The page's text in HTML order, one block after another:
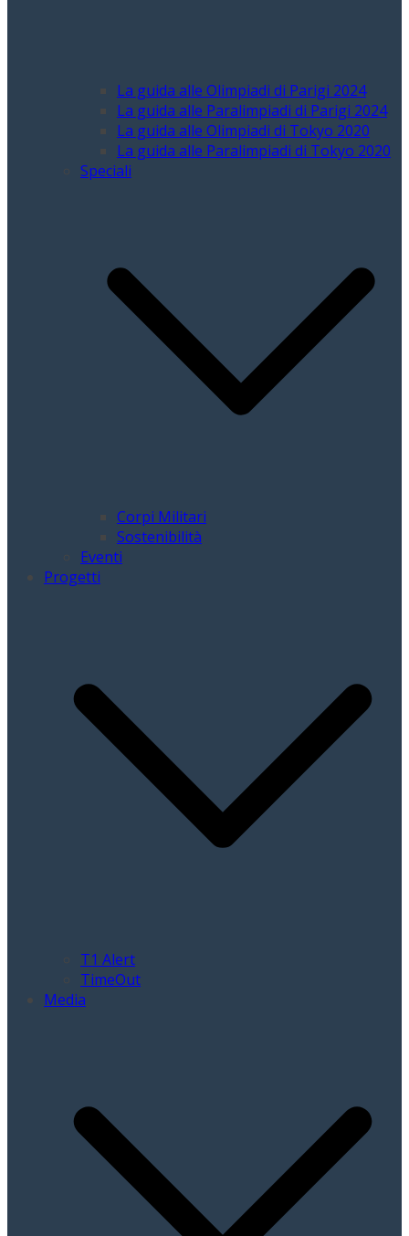
La guida alle Olimpiadi di Parigi 2024
La guida alle Paralimpiadi di Parigi 2024
La guida alle Olimpiadi di Tokyo 2020
La guida alle Paralimpiadi di Tokyo 2020
Speciali
Corpi Militari
Sostenibilità
Eventi
Progetti
T1 Alert
TimeOut
Media